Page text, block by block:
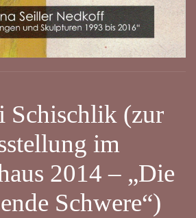
Schischlik (zur
im
2014 – „Die
Schwere“)